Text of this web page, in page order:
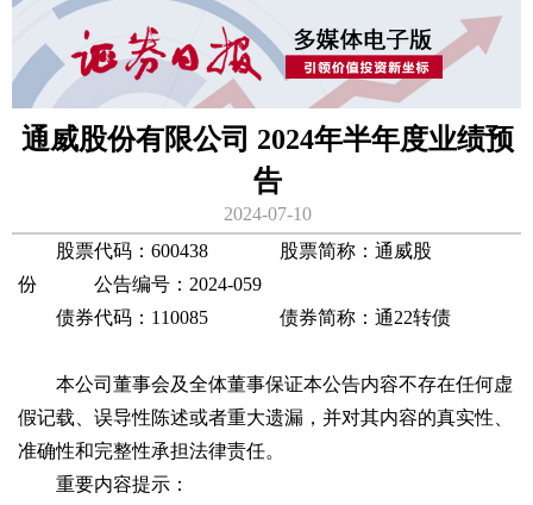
通威股份有限公司 2024年半年度业绩预
告
2024-07-10
股票代码：600438 股票简称：通威股
份 公告编号：2024-059
债券代码：110085 债券简称：通22转债
本公司董事会及全体董事保证本公告内容不存在任何虚
假记载、误导性陈述或者重大遗漏，并对其内容的真实性、
准确性和完整性承担法律责任。
重要内容提示：